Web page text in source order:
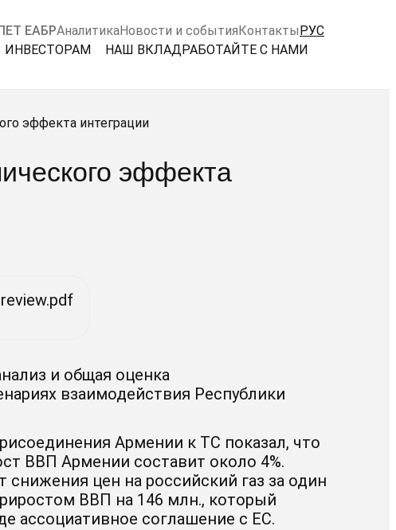
ЕАБРАналитикаНовости и событияКонтактыРУС
ИНВЕСТОРАМ НАШ ВКЛАДРАБОТАЙТЕ С НАМИ
эффекта интеграции
эффекта
и общая оценка
взаимодействия Республики
Армении к ТС показал, что
ВВП Армении составит около 4%.
цен на российский газ за один
ВВП на 146 млн., который
ассоциативное соглашение с ЕС.